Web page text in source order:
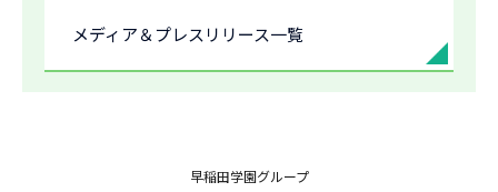
メディア＆プレスリリース一覧
早稲田学園グループ